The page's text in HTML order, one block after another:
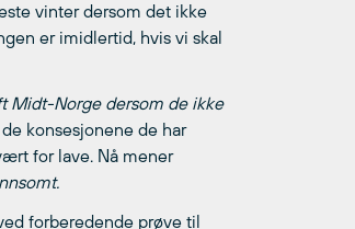
vinter dersom det ikke
er imidlertid, hvis vi skal
Midt-Norge dersom de ikke
de konsesjonene de har
for lave. Nå mener
forberedende prøve til